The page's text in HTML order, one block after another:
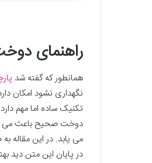
راهنمای
همانطور که گفته شد
نگهداری نشود امکان
تکنیک ساده اما مهم
دوخت صحیح باعث می
می یابد. در این
در پایان این متن دید